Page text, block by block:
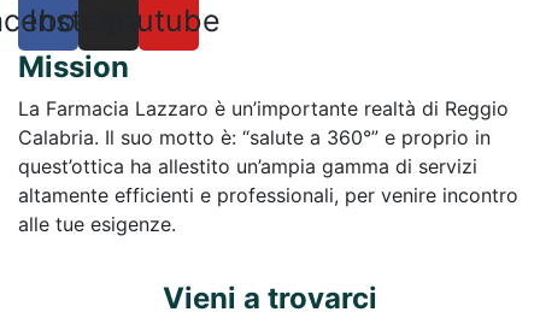
InstagramYoutube
Mission
La Farmacia Lazzaro è un’importante realtà di Reggio
Calabria. Il suo motto è: “salute a 360°” e proprio in
quest’ottica ha allestito un’ampia gamma di servizi
altamente efficienti e professionali, per venire incontro
alle tue esigenze.
Vieni a trovarci